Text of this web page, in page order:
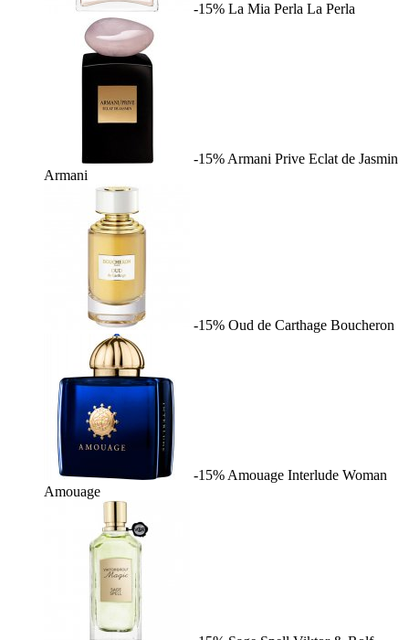
-15% La Mia Perla La Perla
-15% Armani Prive Eclat de Jasmin
Armani
-15% Oud de Carthage Boucheron
-15% Amouage Interlude Woman
Amouage